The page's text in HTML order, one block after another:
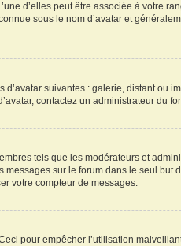
d’elles peut être associée à votre
sous le nom d’avatar et
suivantes : galerie, distant ou
contactez un administrateur du
tels que les modérateurs et
messages sur le forum dans le seul but
votre compteur de messages.
pour empêcher l’utilisation